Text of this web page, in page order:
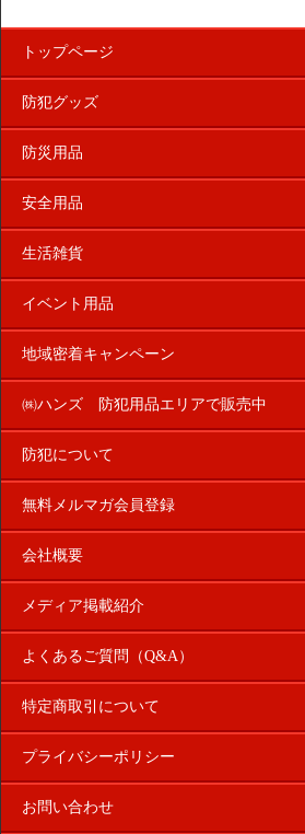
トップページ
防犯グッズ
防災用品
安全用品
生活雑貨
イベント用品
地域密着キャンペーン
㈱ハンズ 防犯用品エリアで販売中
防犯について
無料メルマガ会員登録
会社概要
メディア掲載紹介
よくあるご質問（Q&A）
特定商取引について
プライバシーポリシー
お問い合わせ